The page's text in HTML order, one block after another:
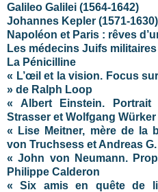
Galileo Galilei (1564-1642)
Johannes Kepler (1571-1630)
Napoléon et Paris : rêves
Les médecins Juifs
La Pénicilline
« L’œil et la vision. Focus
» de Ralph Loop
« Albert Einstein.
Strasser et Wolfgang Würker
« Lise Meitner, mère de la
von Truchsess et Andreas
« John von Neumann.
Philippe Calderon
« Six amis en quête de